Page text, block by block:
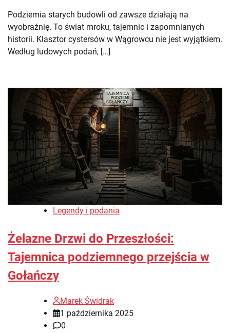
Podziemia starych budowli od zawsze działają na
wyobraźnię. To świat mroku, tajemnic i zapomnianych
historii. Klasztor cystersów w Wągrowcu nie jest wyjątkiem.
Według ludowych podań, […]
Legendy i podania
Żelazne Drzwi do Przeszłości:
Tajemnica podziemnego przejścia w
Gołańczy
Marek Świdrak
1 października 2025
0